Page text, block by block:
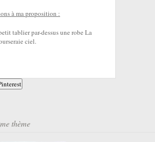
à ma proposition :
tablier par-dessus une robe La
ciel.
thème